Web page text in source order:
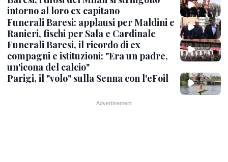
intorno al loro ex capitano
Funerali Baresi: applausi per Maldini e
Ranieri, fischi per Sala e Cardinale
Funerali Baresi, il ricordo di ex
compagni e istituzioni: "Era un padre,
un'icona del calcio"
Parigi, il "volo" sulla Senna con l'eFoil